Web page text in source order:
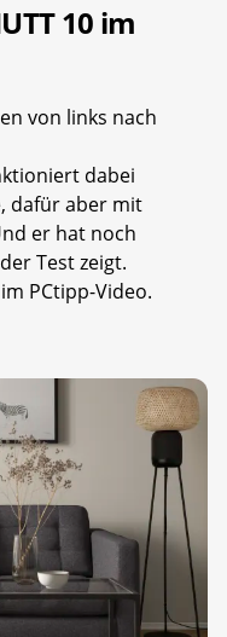
10 im
von links nach
dabei
dafür aber mit
er hat noch
Test zeigt.
PCtipp-Video.